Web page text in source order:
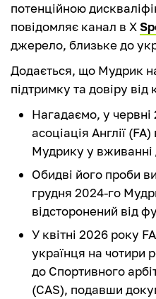
потенційною
повідомляє канал в Х
джерело, близьке до
Додається, що Мудрик
підтримку та довіру від
Нагадаємо, у
асоціація Англії
Мудрику у вживанні
Обидві його проби
грудня 2024-го
відсторонений від
У квітні 2026 року
українця на чотири
до Спортивного
(CAS), подавши